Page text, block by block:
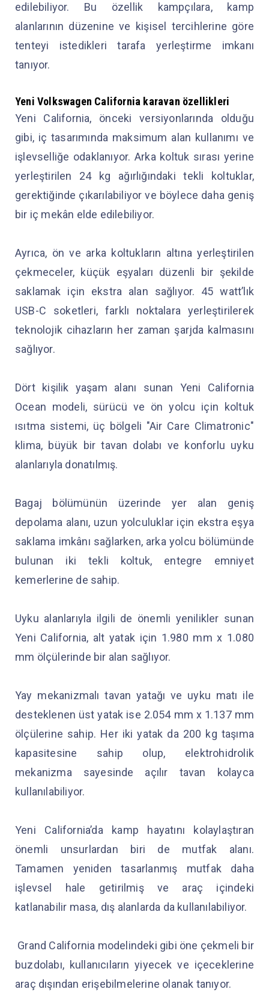
edilebiliyor. Bu özellik kampçılara, kamp
alanlarının düzenine ve kişisel tercihlerine göre
tenteyi istedikleri tarafa yerleştirme imkanı
tanıyor.
Yeni Volkswagen California karavan özellikleri
Yeni California, önceki versiyonlarında olduğu
gibi, iç tasarımında maksimum alan kullanımı ve
işlevselliğe odaklanıyor. Arka koltuk sırası yerine
yerleştirilen 24 kg ağırlığındaki tekli koltuklar,
gerektiğinde çıkarılabiliyor ve böylece daha geniş
bir iç mekân elde edilebiliyor.
Ayrıca, ön ve arka koltukların altına yerleştirilen
çekmeceler, küçük eşyaları düzenli bir şekilde
saklamak için ekstra alan sağlıyor. 45 watt’lık
USB-C soketleri, farklı noktalara yerleştirilerek
teknolojik cihazların her zaman şarjda kalmasını
sağlıyor.
Dört kişilik yaşam alanı sunan Yeni California
Ocean modeli, sürücü ve ön yolcu için koltuk
ısıtma sistemi, üç bölgeli "Air Care Climatronic"
klima, büyük bir tavan dolabı ve konforlu uyku
alanlarıyla donatılmış.
Bagaj bölümünün üzerinde yer alan geniş
depolama alanı, uzun yolculuklar için ekstra eşya
saklama imkânı sağlarken, arka yolcu bölümünde
bulunan iki tekli koltuk, entegre emniyet
kemerlerine de sahip.
Uyku alanlarıyla ilgili de önemli yenilikler sunan
Yeni California, alt yatak için 1.980 mm x 1.080
mm ölçülerinde bir alan sağlıyor.
Yay mekanizmalı tavan yatağı ve uyku matı ile
desteklenen üst yatak ise 2.054 mm x 1.137 mm
ölçülerine sahip. Her iki yatak da 200 kg taşıma
kapasitesine sahip olup, elektrohidrolik
mekanizma sayesinde açılır tavan kolayca
kullanılabiliyor.
Yeni California’da kamp hayatını kolaylaştıran
önemli unsurlardan biri de mutfak alanı.
Tamamen yeniden tasarlanmış mutfak daha
işlevsel hale getirilmiş ve araç içindeki
katlanabilir masa, dış alanlarda da kullanılabiliyor.
Grand California modelindeki gibi öne çekmeli bir
buzdolabı, kullanıcıların yiyecek ve içeceklerine
araç dışından erişebilmelerine olanak tanıyor.